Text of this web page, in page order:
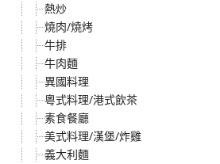
熱炒
燒肉/燒烤
牛排
牛肉麵
異國料理
粵式料理/港式飲茶
素食餐廳
美式料理/漢堡/炸雞
義大利麵